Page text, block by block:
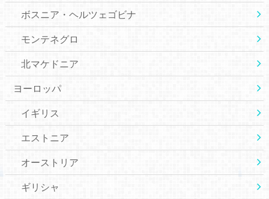
ボスニア・ヘルツェゴビナ
モンテネグロ
北マケドニア
ヨーロッパ
イギリス
エストニア
オーストリア
ギリシャ